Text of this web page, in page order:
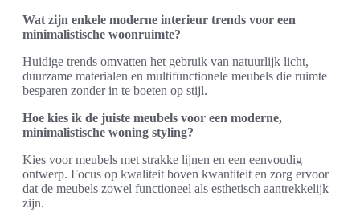
Wat zijn enkele moderne interieur trends voor een
minimalistische woonruimte?
Huidige trends omvatten het gebruik van natuurlijk licht,
duurzame materialen en multifunctionele meubels die ruimte
besparen zonder in te boeten op stijl.
Hoe kies ik de juiste meubels voor een moderne,
minimalistische woning styling?
Kies voor meubels met strakke lijnen en een eenvoudig
ontwerp. Focus op kwaliteit boven kwantiteit en zorg ervoor
dat de meubels zowel functioneel als esthetisch aantrekkelijk
zijn.